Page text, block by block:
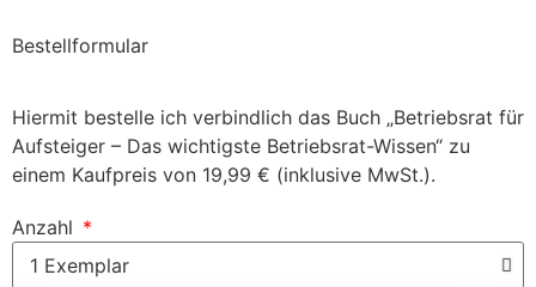
Bestellformular
Hiermit bestelle ich verbindlich das Buch „Betriebsrat für
Aufsteiger – Das wichtigste Betriebsrat-Wissen“ zu
einem Kaufpreis von 19,99 € (inklusive MwSt.).
Anzahl